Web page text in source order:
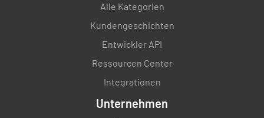
Alle Kategorien
Kundengeschichten
Entwickler API
Ressourcen Center
Integrationen
Unternehmen